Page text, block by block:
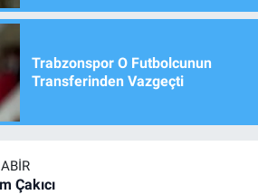
Trabzonspor O Futbolcunun
Transferinden Vazgeçti
Çakıcı